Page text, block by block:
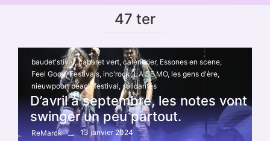
47 ter
baudet'stival, cabaret vert, calendrier, Essones en scene,
Feel Good, Festivals, inc'rock, LA SE MO, les gens d'ère,
nieuwpoort beach festival, solidarités
D’avril à septembre, les notes vont
swinger un peu partout.
ReMarck 13 janvier 2024